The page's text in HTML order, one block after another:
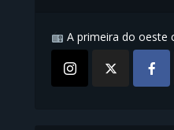
A primeira do oeste